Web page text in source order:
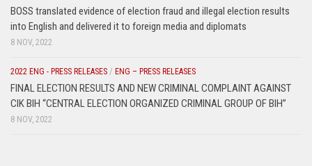
BOSS translated evidence of election fraud and illegal election results
into English and delivered it to foreign media and diplomats
8 NOV, 2022
2022 ENG - PRESS RELEASES / ENG – PRESS RELEASES
FINAL ELECTION RESULTS AND NEW CRIMINAL COMPLAINT AGAINST
CIK BIH “CENTRAL ELECTION ORGANIZED CRIMINAL GROUP OF BIH”
8 NOV, 2022